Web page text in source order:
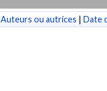
Auteurs ou autrices | Date